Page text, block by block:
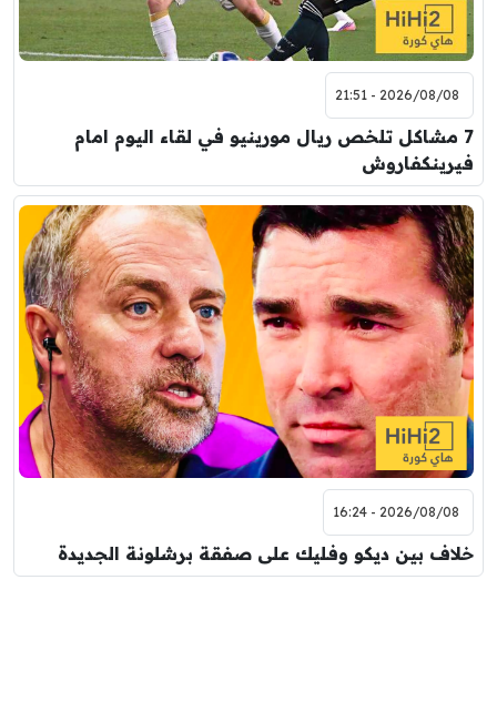
2026/08/08 - 21:51
7 مشاكل تلخص ريال مورينيو في لقاء اليوم امام
فيرينكفاروش
2026/08/08 - 16:24
خلاف بين ديكو وفليك على صفقة برشلونة الجديدة